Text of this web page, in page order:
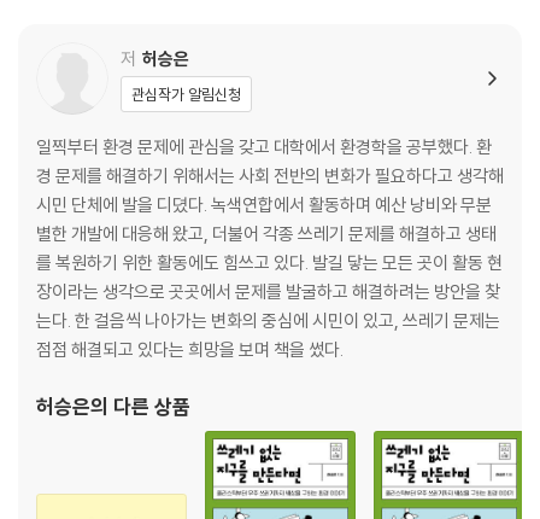
저 허승은
관심작가 알림신청
일찍부터 환경 문제에 관심을 갖고 대학에서 환경학을 공부했다. 환
경 문제를 해결하기 위해서는 사회 전반의 변화가 필요하다고 생각해
시민 단체에 발을 디뎠다. 녹색연합에서 활동하며 예산 낭비와 무분
별한 개발에 대응해 왔고, 더불어 각종 쓰레기 문제를 해결하고 생태
를 복원하기 위한 활동에도 힘쓰고 있다. 발길 닿는 모든 곳이 활동 현
장이라는 생각으로 곳곳에서 문제를 발굴하고 해결하려는 방안을 찾
는다. 한 걸음씩 나아가는 변화의 중심에 시민이 있고, 쓰레기 문제는
점점 해결되고 있다는 희망을 보며 책을 썼다.
허승은의 다른 상품